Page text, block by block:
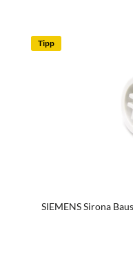
Tipp
SIEMENS Sirona